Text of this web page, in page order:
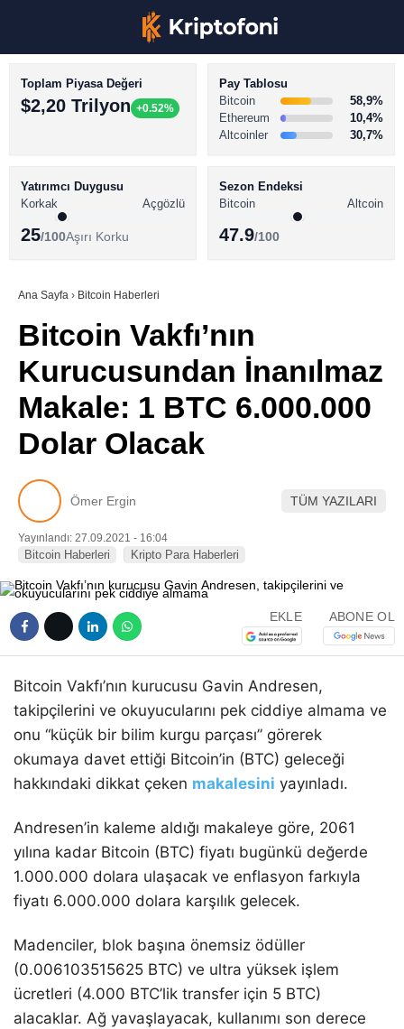
TikTok
BİTCOİN HABERLERİ
ALTCOİN HABERLERİ
SÖZLÜK
Toplam Piyasa Değeri
$2,20 Trilyon +0.52%
Pay Tablosu
Bitcoin
58,9%
Ethereum
10,4%
Altcoinler
30,7%
Yatırımcı Duygusu
Korkak
Açgözlü
25/100Aşırı Korku
Sezon Endeksi
Bitcoin
Altcoin
47.9/100
Ana Sayfa › Bitcoin Haberleri
Bitcoin Vakfı’nın
Kurucusundan İnanılmaz
Makale: 1 BTC 6.000.000
Dolar Olacak
Ömer Ergin TÜM YAZILARI
Yayınlandı: 27.09.2021 - 16:04
Bitcoin Haberleri Kripto Para Haberleri
EKLE ABONE OL
Bitcoin Vakfı’nın kurucusu Gavin Andresen,
takipçilerini ve okuyucularını pek ciddiye almama ve
onu “küçük bir bilim kurgu parçası” görerek
okumaya davet ettiği Bitcoin’in (BTC) geleceği
hakkındaki dikkat çeken makalesini yayınladı.
Andresen’in kaleme aldığı makaleye göre, 2061
yılına kadar Bitcoin (BTC) fiyatı bugünkü değerde
1.000.000 dolara ulaşacak ve enflasyon farkıyla
fiyatı 6.000.000 dolara karşılık gelecek.
Madenciler, blok başına önemsiz ödüller
(0.006103515625 BTC) ve ultra yüksek işlem
ücretleri (4.000 BTC’lik transfer için 5 BTC)
alacaklar. Ağ yavaşlayacak, kullanımı son derece